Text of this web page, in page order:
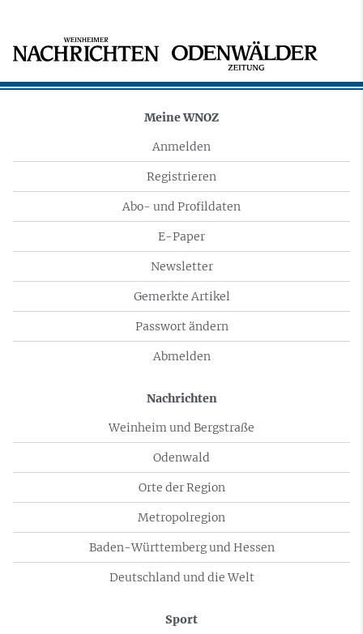
Meine WNOZ
Anmelden
Registrieren
Abo- und Profildaten
E-Paper
Newsletter
Gemerkte Artikel
Passwort ändern
Abmelden
Nachrichten
Weinheim und Bergstraße
Odenwald
Orte der Region
Metropolregion
Baden-Württemberg und Hessen
Deutschland und die Welt
Sport